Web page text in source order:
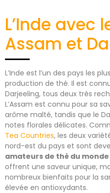
L’Inde avec
Assam et
L’Inde est l’un des pays les
production de thé. Il est
Darjeeling, tous deux très
L’Assam est connu pour sa
arôme malté, tandis que le
notes florales délicates.
Tea Countries, les deux
nord-est du pays et sont
amateurs de thé du
offrent une saveur unique,
nombreux bienfaits pour la
élevée en antioxydants.